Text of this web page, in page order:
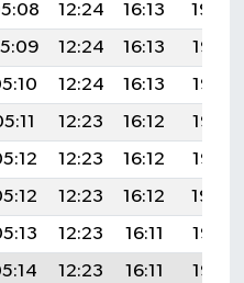
12:24 16:13
19:29
12:24 16:13
19:28
12:24 16:13
19:27
12:23 16:12
19:26
12:23 16:12
19:25
12:23 16:12
19:24
12:23 16:11
19:23
12:23 16:11
19:22